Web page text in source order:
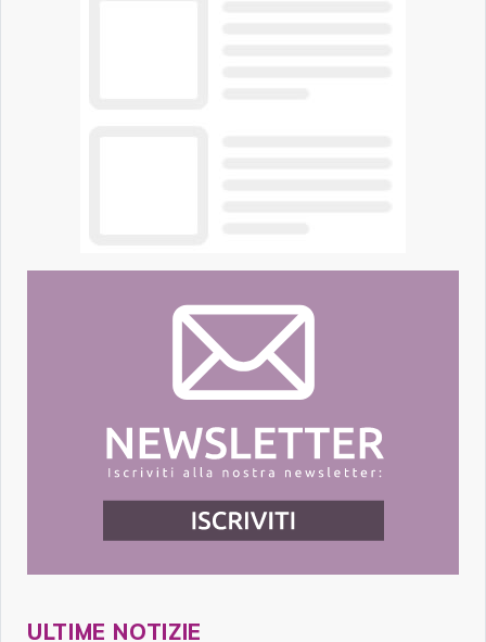
ULTIME NOTIZIE